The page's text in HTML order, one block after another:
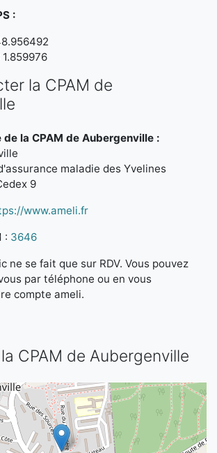
:
la CPAM de
la CPAM de Aubergenville :
maladie des Yvelines
9
www.ameli.fr
: 3646
ne se fait que sur RDV. Vous pouvez
par téléphone ou en vous
compte ameli.
CPAM de Aubergenville